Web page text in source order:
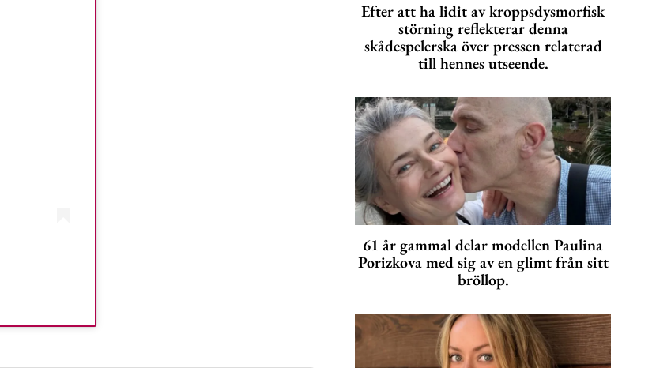
Efter att ha lidit av kroppsdysmorfisk
störning reflekterar denna
skådespelerska över pressen relaterad
till hennes utseende.
61 år gammal delar modellen Paulina
Porizkova med sig av en glimt från sitt
bröllop.